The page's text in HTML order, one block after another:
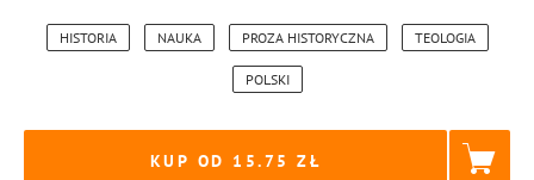
HISTORIA NAUKA PROZA HISTORYCZNA TEOLOGIA
POLSKI
KUP OD 15.75